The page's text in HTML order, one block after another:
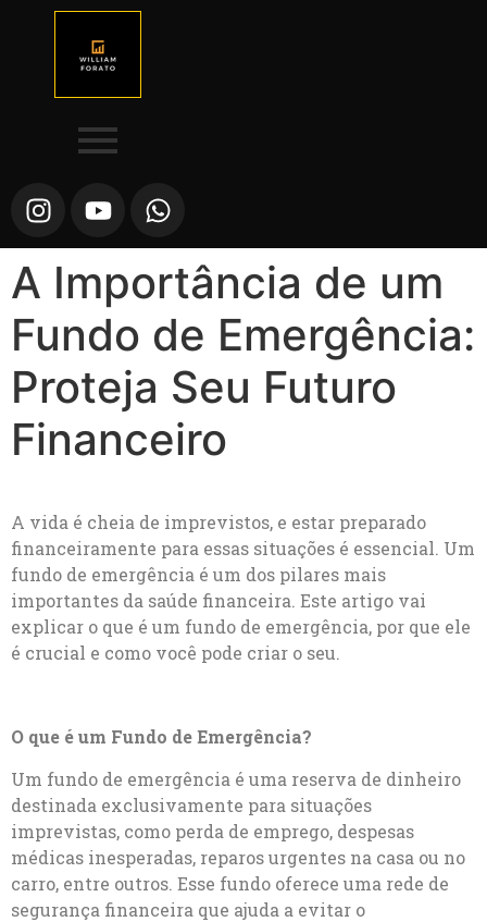
A Importância de um
Fundo de Emergência:
Proteja Seu Futuro
Financeiro
A vida é cheia de imprevistos, e estar preparado
financeiramente para essas situações é essencial. Um
fundo de emergência é um dos pilares mais
importantes da saúde financeira. Este artigo vai
explicar o que é um fundo de emergência, por que ele
é crucial e como você pode criar o seu.
O que é um Fundo de Emergência?
Um fundo de emergência é uma reserva de dinheiro
destinada exclusivamente para situações
imprevistas, como perda de emprego, despesas
médicas inesperadas, reparos urgentes na casa ou no
carro, entre outros. Esse fundo oferece uma rede de
segurança financeira que ajuda a evitar o